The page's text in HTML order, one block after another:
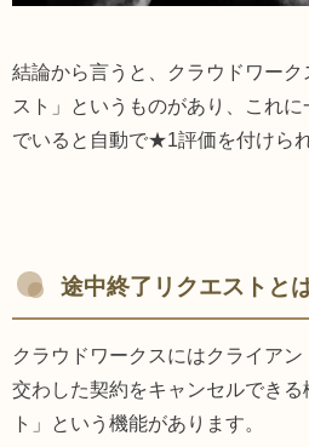
結論から言うと、クラウドワーク
スト」というものがあり、これ
でいると自動で★1評価を付けら
途中終了リクエストと
クラウドワークスにはクライア
交わした契約をキャンセルできる
ト」という機能があります。